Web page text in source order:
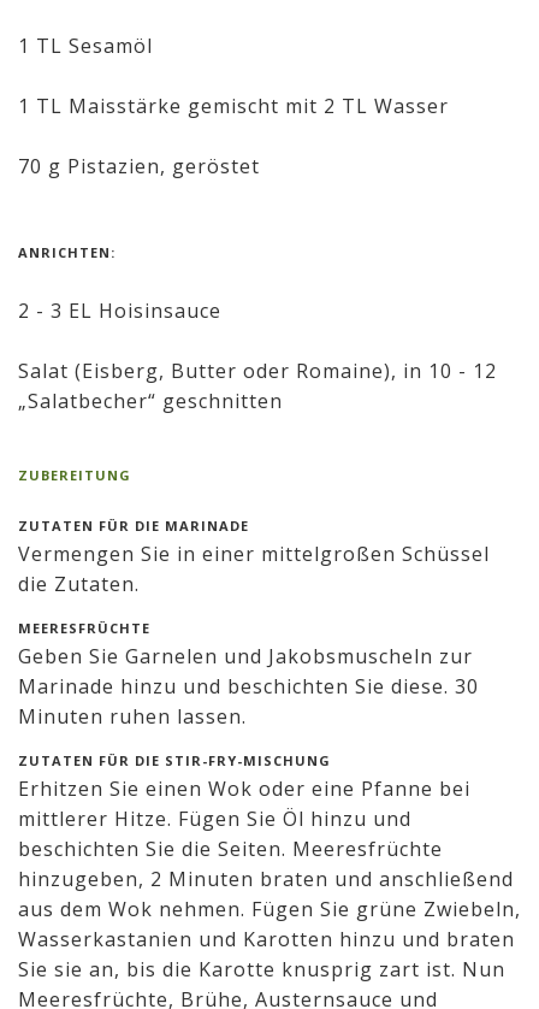
1 TL Sesamöl
1 TL Maisstärke gemischt mit 2 TL Wasser
70 g Pistazien, geröstet
ANRICHTEN:
2 - 3 EL Hoisinsauce
Salat (Eisberg, Butter oder Romaine), in 10 - 12
„Salatbecher“ geschnitten
ZUBEREITUNG
ZUTATEN FÜR DIE MARINADE
Vermengen Sie in einer mittelgroßen Schüssel
die Zutaten.
MEERESFRÜCHTE
Geben Sie Garnelen und Jakobsmuscheln zur
Marinade hinzu und beschichten Sie diese. 30
Minuten ruhen lassen.
ZUTATEN FÜR DIE STIR-FRY-MISCHUNG
Erhitzen Sie einen Wok oder eine Pfanne bei
mittlerer Hitze. Fügen Sie Öl hinzu und
beschichten Sie die Seiten. Meeresfrüchte
hinzugeben, 2 Minuten braten und anschließend
aus dem Wok nehmen. Fügen Sie grüne Zwiebeln,
Wasserkastanien und Karotten hinzu und braten
Sie sie an, bis die Karotte knusprig zart ist. Nun
Meeresfrüchte, Brühe, Austernsauce und